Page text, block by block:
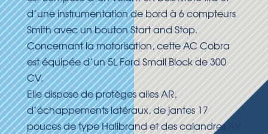
d’une instrumentation de bord à 6 compteurs
Smith avec un bouton Start and Stop.
Concernant la motorisation, cette AC Cobra
est équipée d’un 5L Ford Small Block de 300
CV.
Elle dispose de protèges ailes AR,
d’échappements latéraux, de jantes 17
pouces de type Halibrand et des calandres AV